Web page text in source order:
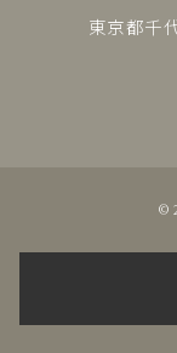
東京都千
©